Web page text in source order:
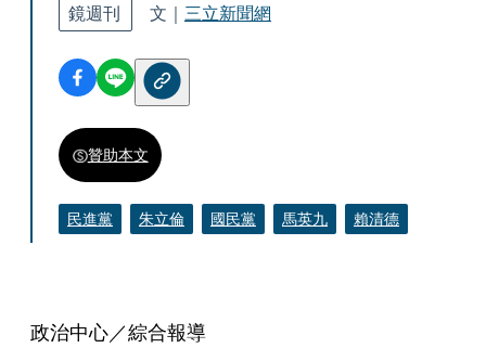
鏡週刊 文｜ 三立新聞網
贊助本文
民進黨 朱立倫 國民黨 馬英九 賴清德
政治中心／綜合報導